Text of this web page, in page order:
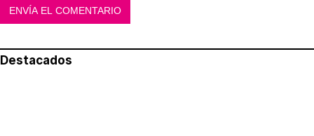
Destacados